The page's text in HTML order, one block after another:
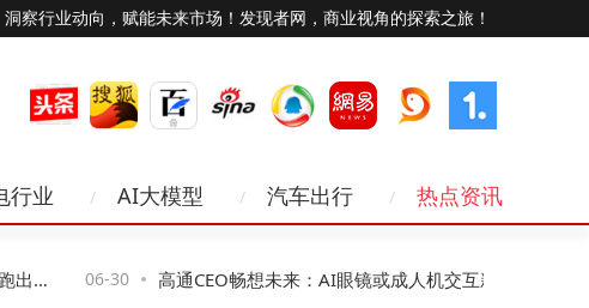
洞察行业动向，赋能未来市场！发现者网，商业视角的探索之旅！
行业 AI大模型 汽车出行 热点资讯
06-30 高通CEO畅想未来：AI眼镜或成人机交互新
洪恩公布2026年第一季度未经审计财务业绩[1]
市场增速超20%，云尖信息AI Box助推边端Agentic与Physical AI价值跃升
AI+创新药：和誉医药打造长期增长的新能力曲线